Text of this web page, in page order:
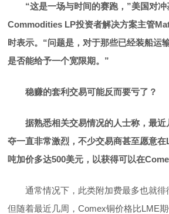
“这是一场与时间的赛跑，”美国对
Commodities LP投资者解决方案主管
时表示。“问题是，对于那些已经装船运
是否能给予一个宽限期。”
稳赚的套利交易可能反而要亏了？
据熟悉相关交易情况的人士称，最
夺一直非常激烈，不少交易商甚至愿意
吨加价多达500美元，以获得可以在
通常情况下，此类附加费最多也就
但随着最近几周，Comex铜价格比LME